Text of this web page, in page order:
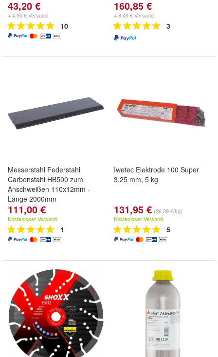
43,20 €
+ 4,90 € Versand
10
160,85 €
+ 8,49 € Versand
3
Messerstahl Federstahl
Carbonstahl HB500 zum
Anschweißen 110x12mm -
Länge 2000mm
111,00 €
Kostenloser Versand
1
Iwetec Elektrode 100 Super
3,25 mm, 5 kg
131,95 € (26,39 €/kg)
Kostenloser Versand
5